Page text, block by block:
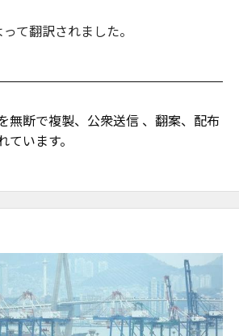
て翻訳されました。
無断で複製、公衆送信 、翻案、配布
います。